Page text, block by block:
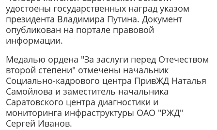
удостоены государственных наград указом
президента Владимира Путина. Документ
опубликован на портале правовой
информации.
Медалью ордена "За заслуги перед Отечеством
второй степени" отмечены начальник
Социально-кадрового центра ПривЖД Наталья
Самойлова и заместитель начальника
Саратовского центра диагностики и
мониторинга инфраструктуры ОАО "РЖД"
Сергей Иванов.